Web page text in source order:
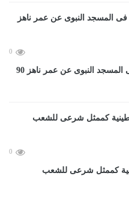
0
رحيل بشير أحمد صديق شيخ القراء فى المسجد النبوى عن عمر ناهز 90
0
كممثل شرعى للشعب